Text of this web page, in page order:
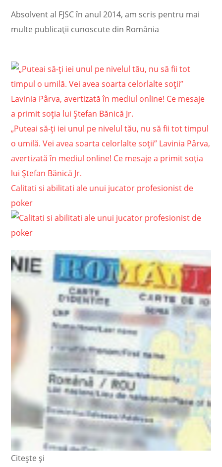
Absolvent al FJSC în anul 2014, am scris pentru mai
multe publicații cunoscute din România
„Puteai să-ți iei unul pe nivelul tău, nu să fii tot timpul
o umilă. Vei avea soarta celorlalte soții” Lavinia Pârva,
avertizată în mediul online! Ce mesaje a primit soția
lui Ștefan Bănică Jr.
Calitati si abilitati ale unui jucator profesionist de
poker
Citește și